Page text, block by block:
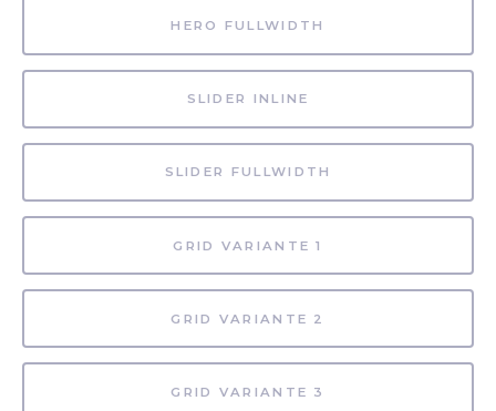
HERO FULLWIDTH
SLIDER INLINE
SLIDER FULLWIDTH
GRID VARIANTE 1
GRID VARIANTE 2
GRID VARIANTE 3